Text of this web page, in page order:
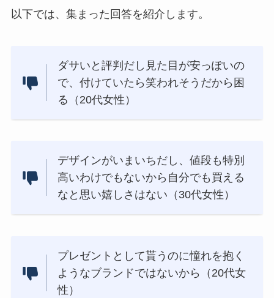
以下では、集まった回答を紹介します。
ダサいと評判だし見た目が安っぽいの
で、付けていたら笑われそうだから困
る（20代女性）
デザインがいまいちだし、値段も特別
高いわけでもないから自分でも買える
なと思い嬉しさはない（30代女性）
プレゼントとして貰うのに憧れを抱く
ようなブランドではないから（20代女
性）